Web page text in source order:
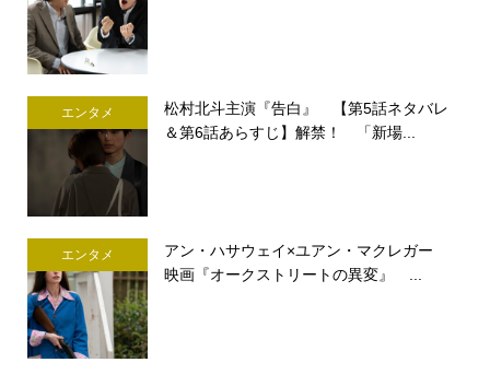
エンタメ
松村北斗主演『告白』 【第5話ネタバレ
＆第6話あらすじ】解禁！ 「新場...
エンタメ
アン・ハサウェイ×ユアン・マクレガー
映画『オークストリートの異変』 ...